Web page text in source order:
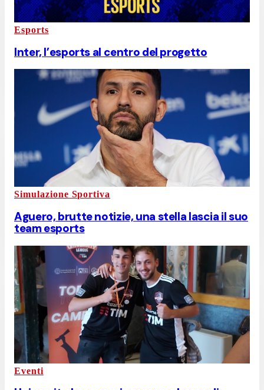
Esports
Inter, l’esports al centro del progetto
Simulazione Sportiva
Aguero, brutte notizie, una stella lascia il suo
team esports
Eventi